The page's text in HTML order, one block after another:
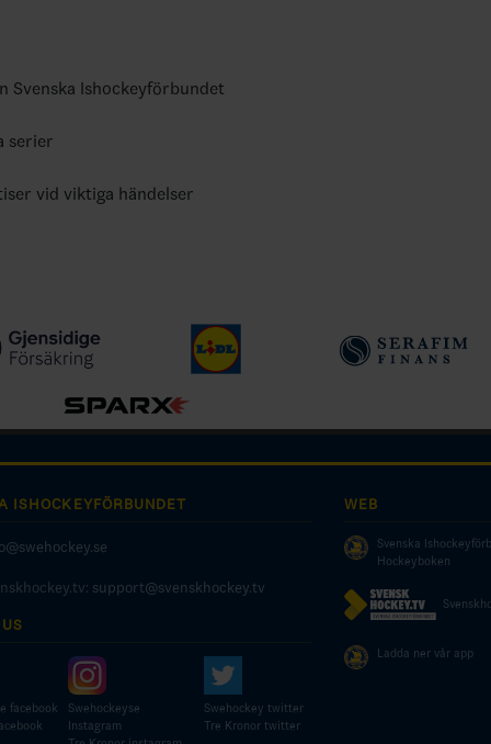
Svenska Ishockeyförbundet
serier
vid viktiga händelser
ISHOCKEYFÖRBUNDET
support@svenskhockey.tv
facebook
Swehockeyse
Instagram
Swehockey twitter
Tre Kronor twitter
WEB
Svenska
Hockeyboken
Ladda ner vår app